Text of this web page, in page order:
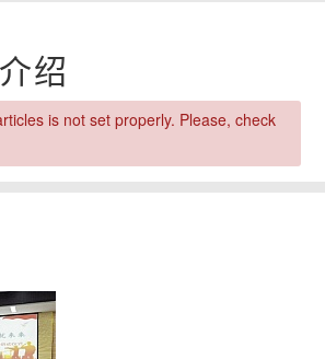
绍
is not set properly. Please, check